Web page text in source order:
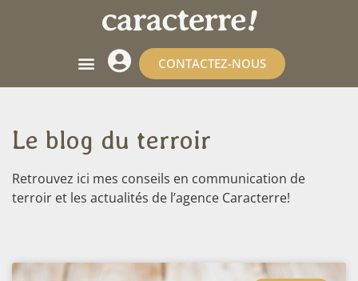
CONTACTEZ-NOUS
Le blog du terroir
Retrouvez ici mes conseils en communication de
terroir et les actualités de l’agence Caracterre!